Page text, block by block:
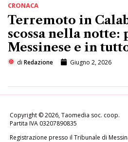
CRONACA
Terremoto in
scossa nella notte:
Messinese e in
di Redazione Giugno 2, 2026
Copyright © 2026, Taomedia soc. coop.
Partita IVA 03207890835
Registrazione presso il Tribunale di